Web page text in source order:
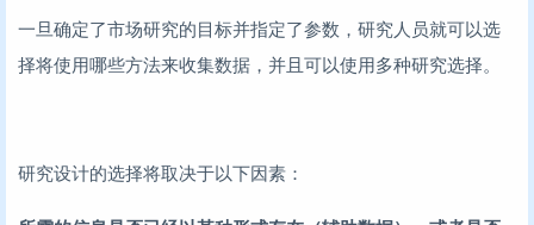
一旦确定了市场研究的目标并指定了参数，研究人员就可以选
择将使用哪些方法来收集数据，并且可以使用多种研究选择。
研究设计的选择将取决于以下因素：